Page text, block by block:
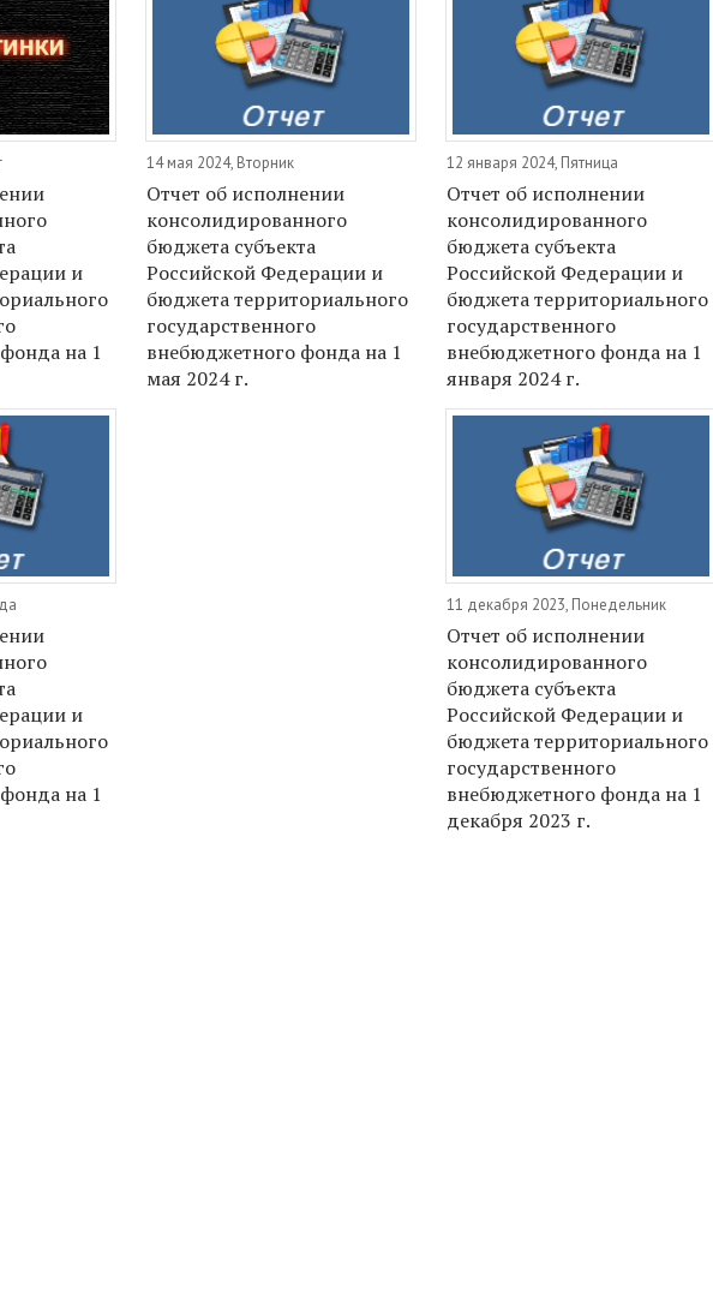
и
на 1
14 мая 2024, Вторник
Отчет об исполнении
консолидированного
бюджета субъекта
Российской Федерации и
бюджета территориального
государственного
внебюджетного фонда на 1
мая 2024 г.
12 января 2024, Пятница
Отчет об исполнении
консолидированного
бюджета субъекта
Российской Федерации и
бюджета территориального
государственного
внебюджетного фонда на 1
января 2024 г.
и
на 1
11 декабря 2023, Понедельник
Отчет об исполнении
консолидированного
бюджета субъекта
Российской Федерации и
бюджета территориального
государственного
внебюджетного фонда на 1
декабря 2023 г.